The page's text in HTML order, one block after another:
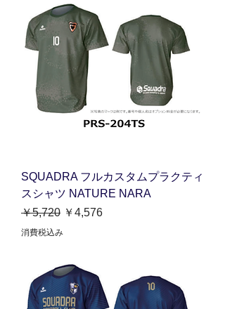
SQUADRA フルカスタムプラクティ
スシャツ NATURE NARA
通常価格
￥5,720 セール価格
￥4,576
消費税込み